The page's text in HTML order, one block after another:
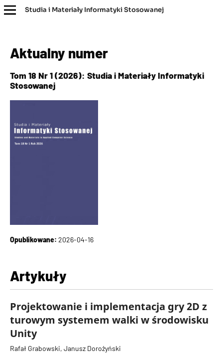
Studia i Materiały Informatyki Stosowanej
Aktualny numer
Tom 18 Nr 1 (2026): Studia i Materiały Informatyki
Stosowanej
Opublikowane: 2026-04-16
Artykuły
Projektowanie i implementacja gry 2D z
turowym systemem walki w środowisku
Unity
Rafał Grabowski, Janusz Dorożyński